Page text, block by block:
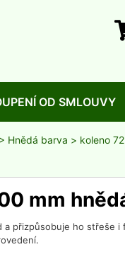
OD SMLOUVY
> Hnědá barva > koleno
mm
a přizpůsobuje ho střeše i